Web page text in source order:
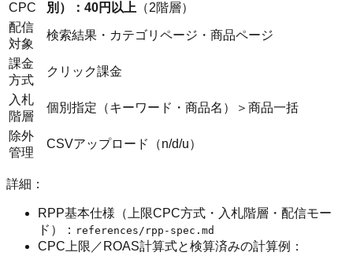
CPC
別）：40円以上 （2階層）
配信
対象
検索結果・カテゴリページ・商品ページ
課金
方式
クリック課金
入札
階層
個別指定（キーワード・商品名）＞商品一括
除外
管理
CSVアップロード（n/d/u）
詳細：
RPP基本仕様（上限CPC方式・入札階層・配信モー
ド）： references/rpp-spec.md
CPC上限／ROAS計算式と検算済みの計算例：